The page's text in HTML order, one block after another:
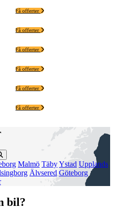
Få offerter
Få offerter
Få offerter
Få offerter
Få offerter
Få offerter
Malmö TäbyYstad Upplands
Älvsered Göteborg
bil?